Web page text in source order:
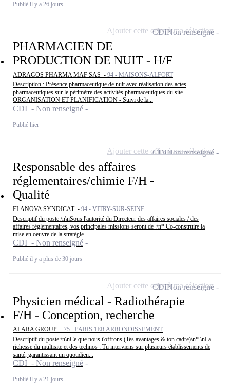
Publié il y a 26 jours
PHARMACIEN DE
PRODUCTION DE NUIT - H/F
ADRAGOS PHARMA MAF SAS - 94 - MAISONS-ALFORT
Description : Présence pharmaceutique de nuit avec réalisation des actes
pharmaceutiques sur le périmètre des activités pharmaceutiques du site
ORGANISATION ET PLANIFICATION - Suivi de la...
CDI - Non renseigné
Publié hier
CDINon renseigné
Ajouter cette offre à ma sélection
Responsable des affaires
réglementaires/chimie F/H -
Qualité
ELANOVA SYNDICAT - 94 - VITRY-SUR-SEINE
Descriptif du poste:\n\nSous l'autorité du Directeur des affaires sociales / des
affaires règlementaires, vos principales missions seront de :\n* Co-construire la
mise en oeuvre de la stratégie...
CDI - Non renseigné
Publié il y a plus de 30 jours
CDINon renseigné
Ajouter cette offre à ma sélection
Physicien médical - Radiothérapie
F/H - Conception, recherche
ALARA GROUP - 75 - PARIS 1ER ARRONDISSEMENT
Descriptif du poste:\n\nCe que nous t'offrons (Tes avantages & ton cadre)\n* \nLa
richesse du multisite et des technos : Tu interviens sur plusieurs établissements de
santé, garantissant un quotidien...
CDI - Non renseigné
Publié il y a 21 jours
CDINon renseigné
Ajouter cette offre à ma sélection